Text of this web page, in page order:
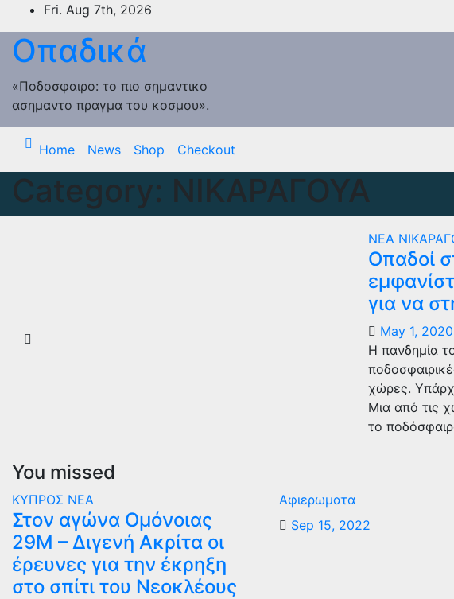
to
content
Fri. Aug 7th, 2026
Οπαδικά
«Ποδοσφαιρο: το πιο σημαντικο
ασημαντο πραγμα του κοσμου».
Home News Shop Checkout
Category: ΝΙΚΑΡΑΓΟΥΑ
ΝΕΑ
Οπαδοί
για να
May 1, 2020
Η πανδημία
χώρες.
Μια από τις
το
You missed
ΚΥΠΡΟΣ ΝΕΑ
Στον αγώνα Ομόνοιας
29Μ – Διγενή Ακρίτα οι
έρευνες για την έκρηξη
στο σπίτι του Νεοκλέους
Αφιερωματα
Sep 15, 2022